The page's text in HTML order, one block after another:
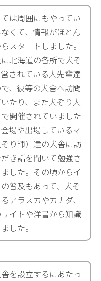
は周囲にもやってい
くて、情報がほとん
スタートしました。
北海道の各所で犬ぞ
されている大先輩達
、彼等の犬舎へ訪問
たり、また犬ぞり大
開催されていました
場や出場しているマ
り師）達の犬舎に訪
き話を聞いて勉強さ
した。その頃からイ
普及もあって、犬ぞ
アラスカやカナダ、
イトや洋書から知識
した。
を設立するにあたっ